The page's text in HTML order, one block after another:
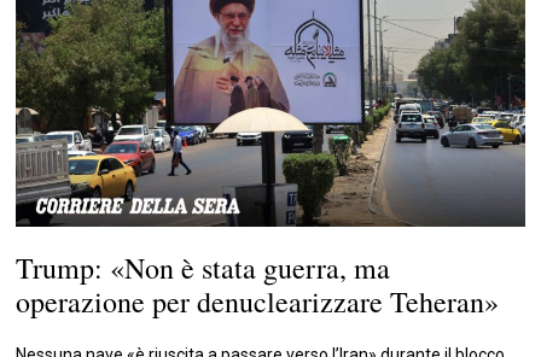
Trump: «Non è stata guerra, ma
operazione per denuclearizzare Teheran»